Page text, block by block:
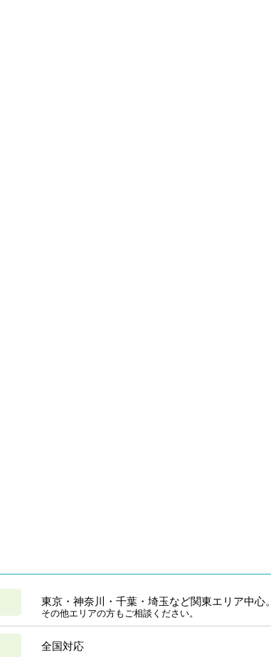
東京・神奈川・千葉・埼玉など関東エリア中心。
その他エリアの方もご相談ください。
全国対応